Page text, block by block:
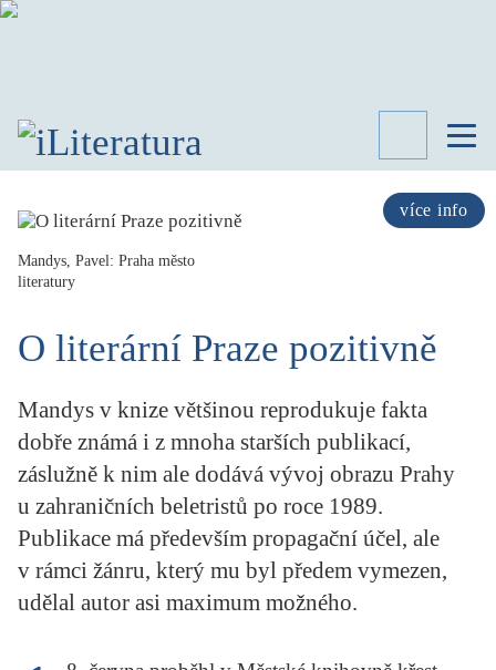
více info
SPISOVATELÉ
KATEGORIE
PŘEHLED
STUDIE
KRITIKA PŘEKLADU
UKÁZKA
SLOUPEK
ILIGLOSA
Mandys, Pavel: Praha město
literatury
O literární Praze pozitivně
Mandys v knize většinou reprodukuje fakta
dobře známá i z mnoha starších publikací,
záslužně k nim ale dodává vývoj obrazu Prahy
u zahraničních beletristů po roce 1989.
Publikace má především propagační účel, ale
v rámci žánru, který mu byl předem vymezen,
udělal autor asi maximum možného.